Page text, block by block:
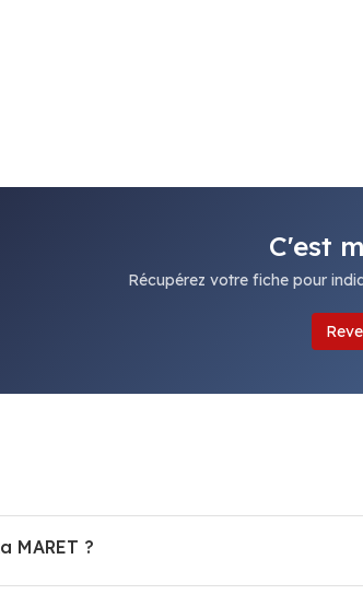
C'est
Récupérez votre fiche pour
MARET ?